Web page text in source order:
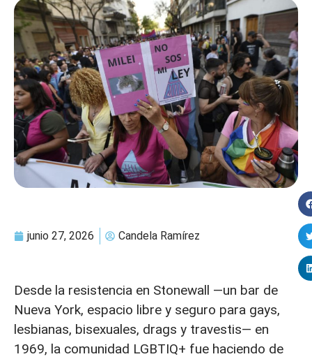
junio 27, 2026 Candela Ramírez
Desde la resistencia en Stonewall —un bar de
Nueva York, espacio libre y seguro para gays,
lesbianas, bisexuales, drags y travestis— en
1969, la comunidad LGBTIQ+ fue haciendo de